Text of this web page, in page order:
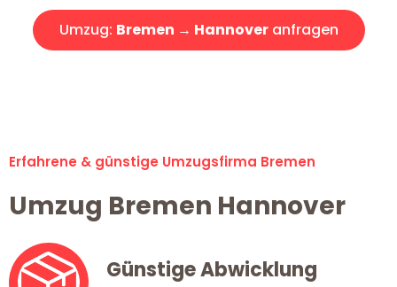
Umzug: Bremen → Hannoveranfragen
Erfahrene & günstige Umzugsfirma Bremen
Umzug Bremen Hannover
Günstige Abwicklung